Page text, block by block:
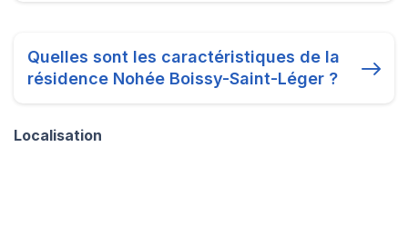
Quelles sont les caractéristiques de la
résidence Nohée Boissy-Saint-Léger ?
Localisation